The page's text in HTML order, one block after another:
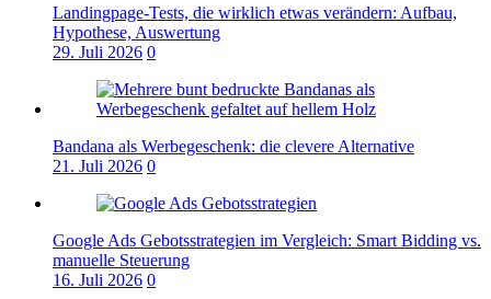
Landingpage-Tests, die wirklich etwas verändern: Aufbau,
Hypothese, Auswertung
29. Juli 2026 0
Bandana als Werbegeschenk: die clevere Alternative
21. Juli 2026 0
Google Ads Gebotsstrategien im Vergleich: Smart Bidding vs.
manuelle Steuerung
16. Juli 2026 0